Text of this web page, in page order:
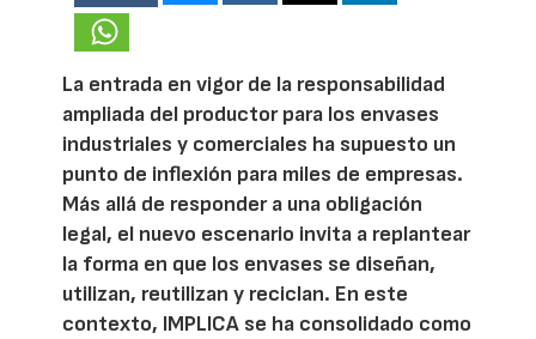
La entrada en vigor de la responsabilidad
ampliada del productor para los envases
industriales y comerciales ha supuesto un
punto de inflexión para miles de empresas.
Más allá de responder a una obligación
legal, el nuevo escenario invita a replantear
la forma en que los envases se diseñan,
utilizan, reutilizan y reciclan. En este
contexto, IMPLICA se ha consolidado como